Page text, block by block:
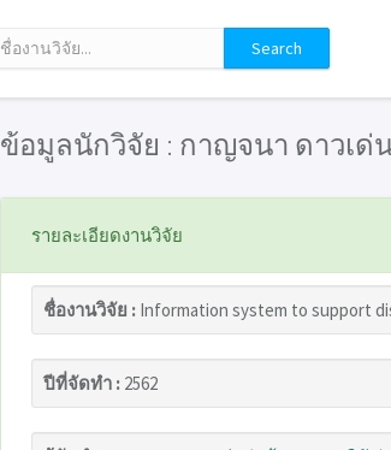
ข้อมูลนักวิจัย : กาญจนา ดาวเด่
รายละเอียดงานวิจัย
ชื่องานวิจัย : Information system to support
ปีที่จัดทำ : 2562